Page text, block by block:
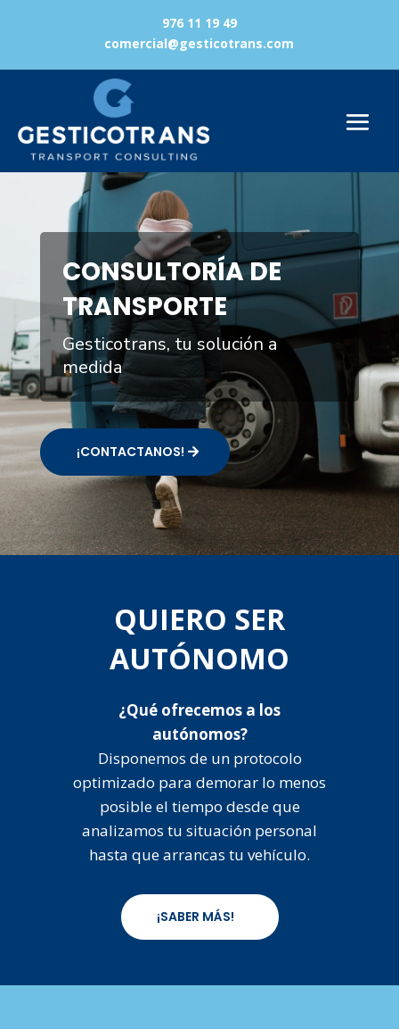
976 11 19 49
comercial@gesticotrans.com
CONSULTORÍA DE
TRANSPORTE
Gesticotrans, tu solución a
medida
¡CONTACTANOS!
QUIERO SER
AUTÓNOMO
¿Qué ofrecemos a los
autónomos?
Disponemos de un protocolo
optimizado para demorar lo menos
posible el tiempo desde que
analizamos tu situación personal
hasta que arrancas tu vehículo.
¡SABER MÁS!